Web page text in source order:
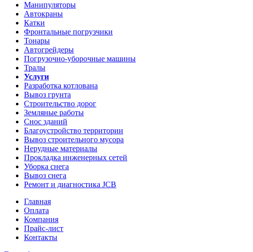
Манипуляторы
Автокраны
Катки
Фронтальные погрузчики
Тонары
Автогрейдеры
Погрузочно-уборочные машины
Тралы
Услуги
Разработка котлована
Вывоз грунта
Строительство дорог
Земляные работы
Снос зданий
Благоустройство территории
Вывоз строительного мусора
Нерудные материалы
Прокладка инженерных сетей
Уборка снега
Вывоз снега
Ремонт и диагностика JCB
Главная
Оплата
Компания
Прайс-лист
Контакты